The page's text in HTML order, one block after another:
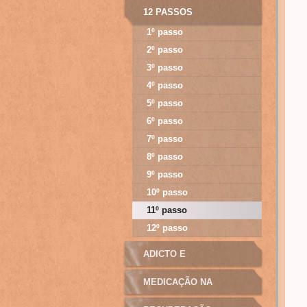
12 PASSOS
1º passo
2º passo
3º passo
4º passo
5º passo
6º passo
7º passo
8º passo
9º passo
10º passo
11º passo
12º passo
ADICTO E
MANIPULAÇÃO
MEDICAÇÃO NA